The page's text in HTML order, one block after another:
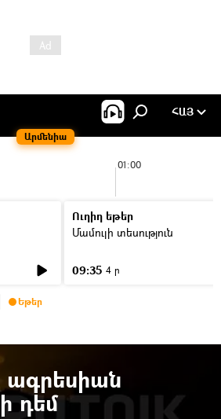
Արմենիա
ՀԱՅ
01:00
Ուղիղ եթեր
Մամուլի տեսություն
09:35 4 ր
Եթեր
ագրեսիան
դեմ